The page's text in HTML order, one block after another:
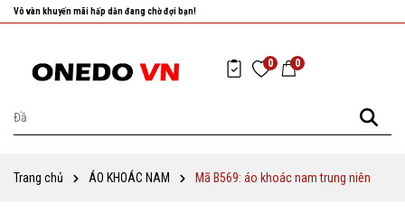
Nhanh tay chọn cho mình những sản phẩm ưng ý nhất!
0 0
Trang chủ ÁO KHOÁC NAM Mã B569: áo khoác nam trung niên